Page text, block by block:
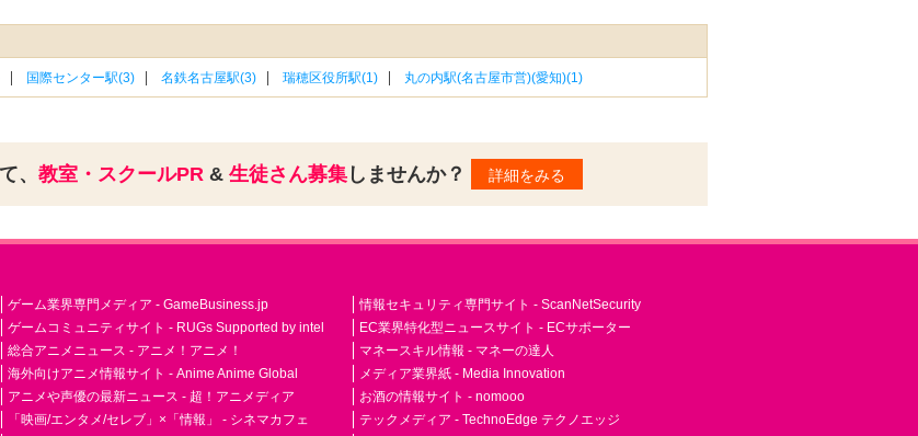
国際センター駅(3) 名鉄名古屋駅(3) 瑞穂区役所駅(1) 丸の内駅(名古屋市営)(愛知)(1)
、 教室・スクールPR& 生徒さん募集しませんか？ 詳細をみる
ゲーム業界専門メディア - GameBusiness.jp
ゲームコミュニティサイト - RUGs Supported by intel
総合アニメニュース - アニメ！アニメ！
海外向けアニメ情報サイト - Anime Anime Global
アニメや声優の最新ニュース - 超！アニメディア
「映画/エンタメ/セレブ」×「情報」 - シネマカフェ
情報セキュリティ専門サイト - ScanNetSecurity
EC業界特化型ニュースサイト - ECサポーター
マネースキル情報 - マネーの達人
メディア業界紙 - Media Innovation
お酒の情報サイト - nomooo
テックメディア - TechnoEdge テクノエッジ